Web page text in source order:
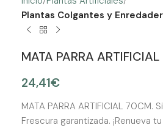
Plantas Colgantes y
MATA PARRA
24,41€
MATA PARRA ARTIFICIAL 70CM.
Frescura garantizada. ¡Renueva